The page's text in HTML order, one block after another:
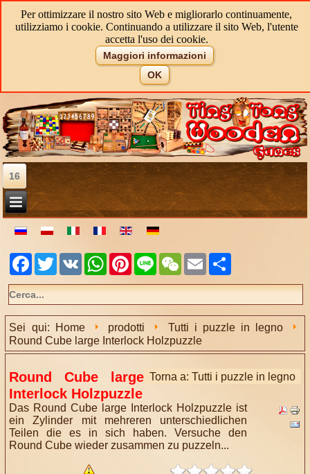
Per ottimizzare il nostro sito Web e migliorarlo continuamente,
utilizziamo i cookie. Continuando a utilizzare il sito Web, l'utente
accetta l'uso dei cookie.
Maggiori informazioni
OK
16
Facebook
TwitterVK WhatsApp
Pinterest
Line WeChatEmail
Sei qui: Home prodotti
Tutti i puzzle in legno
Round Cube large Interlock Holzpuzzle
Torna a: Tutti i puzzle in legno
Round Cube large
Interlock Holzpuzzle
Das Round Cube large Interlock Holzpuzzle ist
ein Zylinder mit mehreren unterschiedlichen
Teilen die es in sich haben. Versuche den
Round Cube wieder zusammen zu puzzeln...